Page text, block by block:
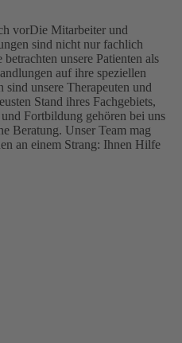
vorDie Mitarbeiter und
sind nicht nur fachlich
unsere Patienten als
auf ihre speziellen
sind unsere Therapeuten und
Stand ihres Fachgebiets,
Fortbildung gehören bei uns
Beratung. Unser Team mag
an einem Strang: Ihnen Hilfe